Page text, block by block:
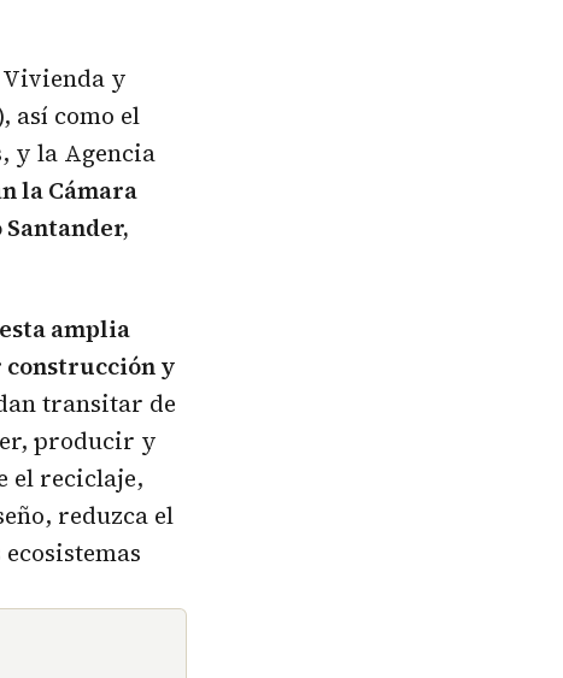
Vivienda y
así como el
y la Agencia
la Cámara
amplia
construcción y
transitar de
producir y
el reciclaje,
reduzca el